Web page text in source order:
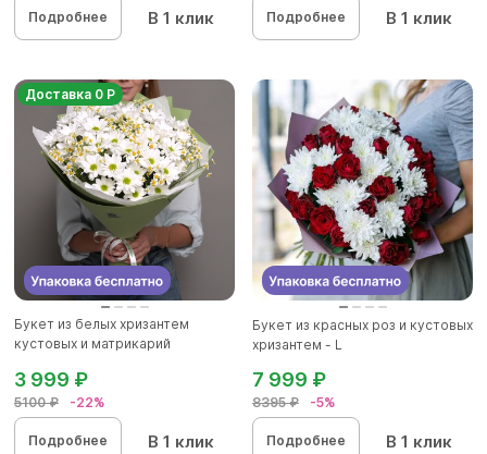
Подробнее В 1 клик Подробнее В 1 клик
Доставка 0 Р
Букет из белых хризантем
кустовых и матрикарий
5100 ₽ -22%
3 999 ₽
Подробнее В 1 клик
Букет из красных роз и кустовых
хризантем - L
8395 ₽ -5%
7 999 ₽
Подробнее В 1 клик